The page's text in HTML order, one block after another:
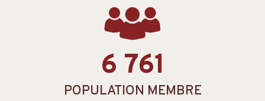
6 761
POPULATION MEMBRE